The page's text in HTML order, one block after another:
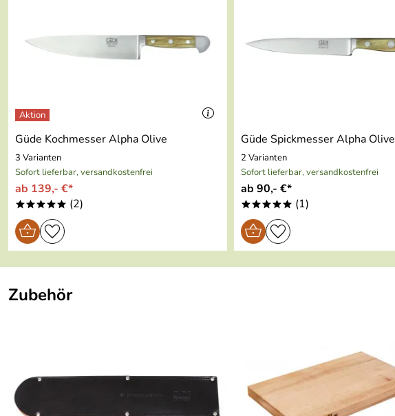
Güde Kochmesser Alpha Olive
3 Varianten
Sofort lieferbar, versandkostenfrei
ab 139,- €*
***** (2)
Güde Spickmesser Alpha Olive
2 Varianten
Sofort lieferbar, versandkostenfrei
ab 90,- €*
***** (1)
Zubehör